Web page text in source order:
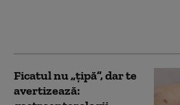
Ficatul nu „țipă”, dar te
avertizează: